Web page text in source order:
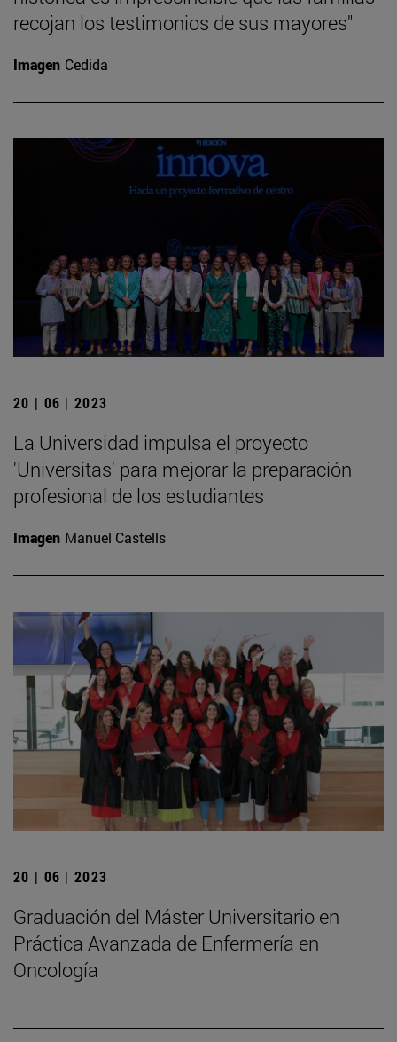
recojan los testimonios de sus mayores"
Imagen Cedida
20 | 06 | 2023
La Universidad impulsa el proyecto
'Universitas' para mejorar la preparación
profesional de los estudiantes
Imagen Manuel Castells
20 | 06 | 2023
Graduación del Máster Universitario en
Práctica Avanzada de Enfermería en
Oncología